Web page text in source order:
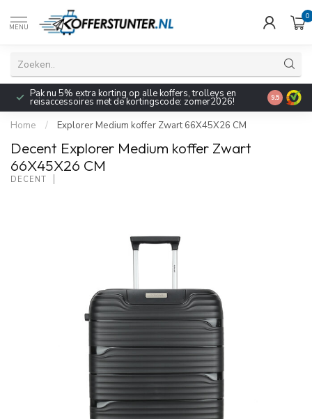
MENU
0
Pak nu 5% extra korting op alle koffers, trolleys en
reisaccessoires met de kortingscode: zomer2026! 9.5
Home / Explorer Medium koffer Zwart 66X45X26 CM
Decent Explorer Medium koffer Zwart
66X45X26 CM
DECENT